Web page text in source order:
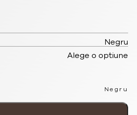
Negru
Negru
Alege o optiune